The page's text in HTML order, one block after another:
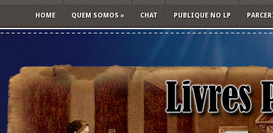
HOME QUEM SOMOS » CHAT PUBLIQUE NO LP